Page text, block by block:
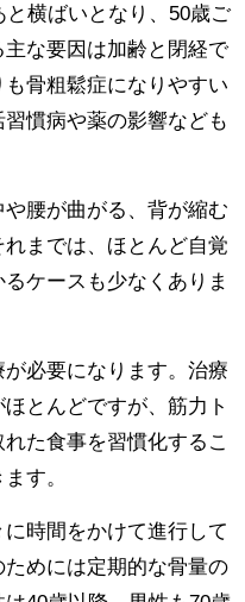
横ばいとなり、50歳ご
な要因は加齢と閉経で
骨粗鬆症になりやすい
慣病や薬の影響なども
腰が曲がる、背が縮む
までは、ほとんど自覚
ケースも少なくありま
必要になります。治療
とんどですが、筋力ト
た食事を習慣化するこ
す。
時間をかけて進行して
めには定期的な骨量の